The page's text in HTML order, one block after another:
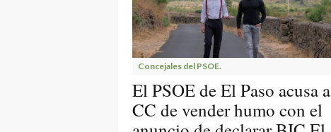
Concejales del PSOE.
El PSOE de El Paso acusa a
CC de vender humo con el